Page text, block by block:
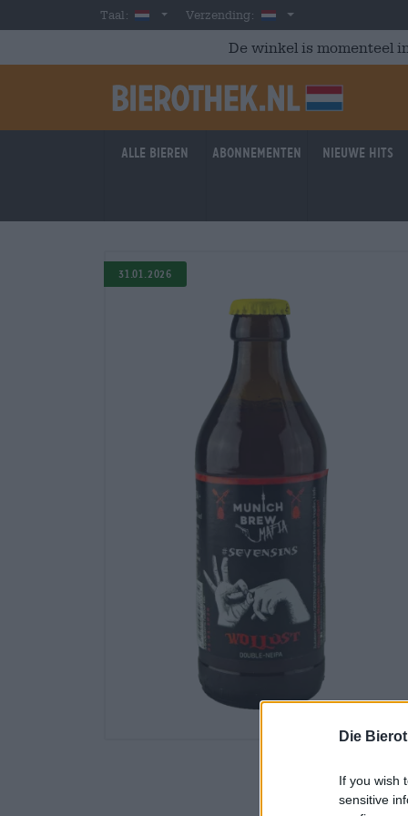
Die
If you wish
sensitive
Skip to main content
Taal: DutchVerzending: Nederland
De winkel is momenteel
Alle bieren Abonnementen Nieuwe hits
31.01.2026